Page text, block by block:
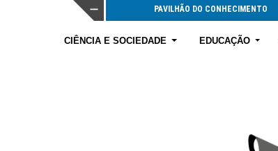
PAVILHÃO DO CONHECIMENTO
CIÊNCIA E SOCIEDADE EDUCAÇÃO